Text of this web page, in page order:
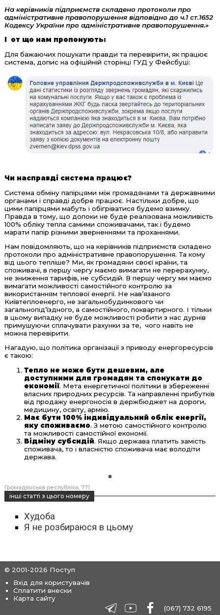
На керівників підприємств складено протоколи про
адміністративне правопорушення відповідно до ч.1 ст.1652
Кодексу України про адміністративне правопорушення.»
І от що нам пропонують:
Для бажаючих пошукати правди та перевірити, як працює
система, допис на офіційній сторінці ГУД у Фейсбуці:
Чи насправді система працює?
Система обміну папірцями між громадянами та державними
органами і справді добре працює. Настільки добре, що
цими папірцями мабуть і обігріватися будемо взимку.
Правда в тому, що допоки не буде реалізована можливість
100% обліку тепла самими споживачами, так і будемо
марати папір різними зверненнями та проханнями.
Нам повідомляють, що на керівників підприємств складено
протоколи про адміністративне правопорушення. Та кому
від цього тепліше? Ми, як громадяни своєї країни, та
споживачі, в першу чергу маємо вимагати не перерахунку,
не зниження тарифів, не субсидій. В першу чергу ми маємо
вимагати можливості самостійного контролю за
використанням теплової енергії. Не нав’язаного
Київтеплоенерго, не загальнобудинкового чи
загальнопід’їздного, а самостійного, поквартирного. І тільки
в цьому випадку не буде можливості робити з нас дурнів
примушуючи сплачувати рахунки за те, чого навіть не
можна перевірити.
Нагадую, що політика організації з приводу енергоресурсів
є такою:
Тепло не може бути дешевим, але
доступними для громадян та спонукати до
економії. Мета енергетичної політики в збереженні
власних природних ресурсів. Та направленні прибутків
від продажу енергоносія в держбюджет на дороги,
медицину, освіту, армію.
Має бути 100% індивідуальний облік енергії,
яку споживаємо. З метою самостійного контролю
та можливості самостійної економії.
Відміну субсидій. Якщо держава платить замість
споживача, то і власністю споживача має володіти
держава.
Громадянська республіка 771
інші статті з цього номеру
Худоба
Я не розбираюся в цьому
© 2001-2026 Поступ
Вхід для користувачів
Сплатити внески
Карта сайту
(067) 732 6195